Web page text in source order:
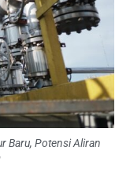
Baru, Potensi Aliran